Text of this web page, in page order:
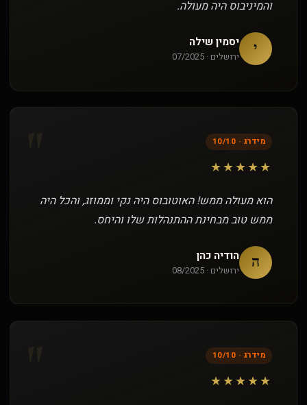
והמיניבוס היה מעולה.
י יסמין שילה
ירושלים · 07/2025
מידרג · 10/10
★★★★★
הוא מעולה ממש! האוטובוס היה נקי וממוזג, והכל היה
ממש טוב מבחינת ההתנהלות שלו והיחס.
ה הודיה כהן
ירושלים · 08/2025
מידרג · 10/10
★★★★★